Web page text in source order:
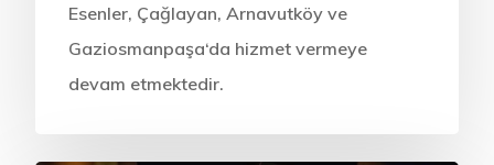
Esenler, Çağlayan, Arnavutköy ve
Gaziosmanpaşa‘da hizmet vermeye
devam etmektedir.